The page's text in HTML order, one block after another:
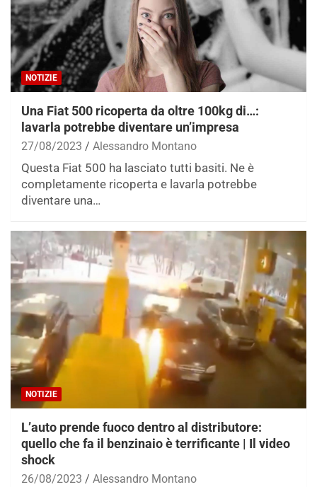
NOTIZIE
Una Fiat 500 ricoperta da oltre 100kg di…:
lavarla potrebbe diventare un’impresa
27/08/2023 Alessandro Montano
Questa Fiat 500 ha lasciato tutti basiti. Ne è
completamente ricoperta e lavarla potrebbe
diventare una…
NOTIZIE
L’auto prende fuoco dentro al distributore:
quello che fa il benzinaio è terrificante | Il video
shock
26/08/2023 Alessandro Montano